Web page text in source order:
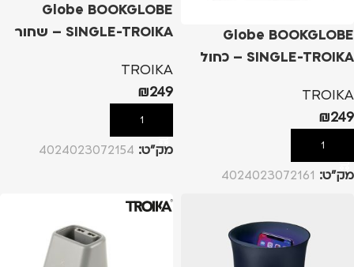
Globe BOOKGLOBE
SINGLE-TROIKA – כחול
TROIKA
₪249
הוספה לסל
מק”ט: 4024023072161
Globe BOOKGLOBE
SINGLE-TROIKA – שחור
TROIKA
₪249
הוספה לסל
מק”ט: 4024023072154